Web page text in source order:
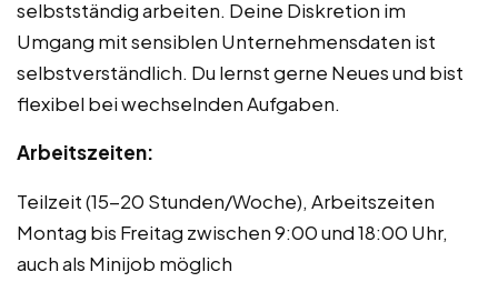
selbstständig arbeiten. Deine Diskretion im
Umgang mit sensiblen Unternehmensdaten ist
selbstverständlich. Du lernst gerne Neues und bist
flexibel bei wechselnden Aufgaben.
Arbeitszeiten:
Teilzeit (15-20 Stunden/Woche), Arbeitszeiten
Montag bis Freitag zwischen 9:00 und 18:00 Uhr,
auch als Minijob möglich